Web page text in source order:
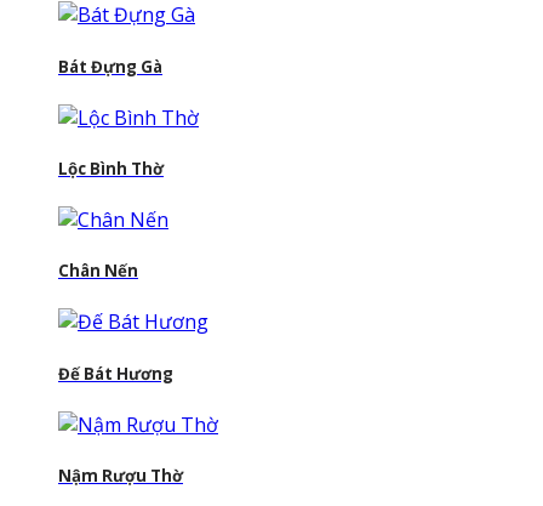
Bát Đựng Gà
Lộc Bình Thờ
Chân Nến
Đế Bát Hương
Nậm Rượu Thờ